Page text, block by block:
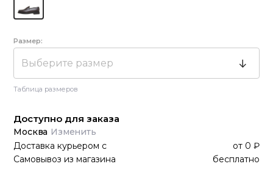
Размер:
Выберите размер
Таблица размеров
Доступно для заказа
Москва Изменить
Доставка курьером с от 0 ₽
Самовывоз из магазина
бесплатно